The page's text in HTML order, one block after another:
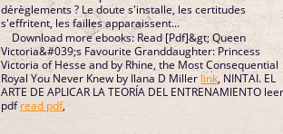
dérèglements ? Le doute s'installe, les certitudes
s'effritent, les failles apparaissent...
Download more ebooks: Read [Pdf]&gt; Queen
Victoria&#039;s Favourite Granddaughter: Princess
Victoria of Hesse and by Rhine, the Most Consequential
Royal You Never Knew by Ilana D Miller link, NINTAI. EL
ARTE DE APLICAR LA TEORÍA DEL ENTRENAMIENTO
pdfread pdf,